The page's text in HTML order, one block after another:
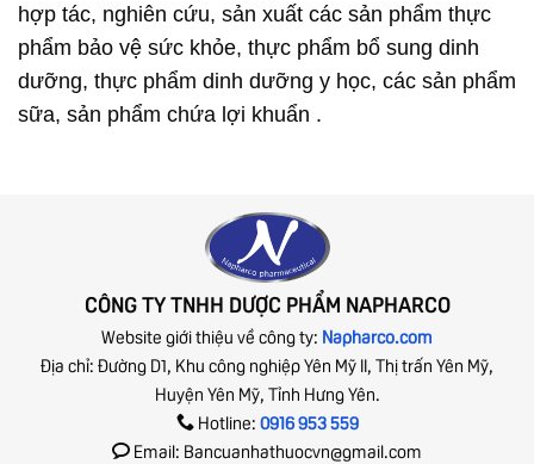
hợp tác, nghiên cứu, sản xuất các sản phẩm thực
phẩm bảo vệ sức khỏe, thực phẩm bổ sung dinh
dưỡng, thực phẩm dinh dưỡng y học, các sản phẩm
sữa, sản phẩm chứa lợi khuẩn .
CÔNG TY TNHH DƯỢC PHẨM NAPHARCO
Website giới thiệu về công ty: Napharco.com
Địa chỉ: Đường D1, Khu công nghiệp Yên Mỹ II, Thị trấn Yên Mỹ,
Huyện Yên Mỹ, Tỉnh Hưng Yên.
Hotline: 0916 953 559
Email: Bancuanhathuocvn@gmail.com